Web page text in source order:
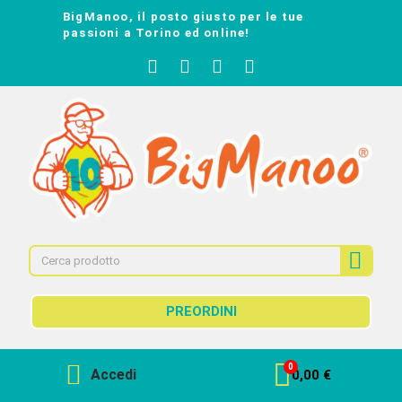
BigManoo, il posto giusto per le tue
passioni a Torino ed online!
PREORDINI
Accedi 0,00 €